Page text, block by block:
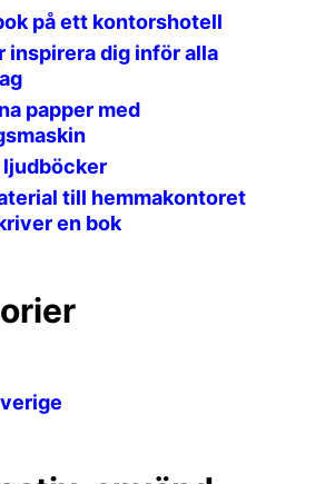
på ett kontorshotell
inspirera dig inför alla
papper med
ljudböcker
till hemmakontoret
en bok